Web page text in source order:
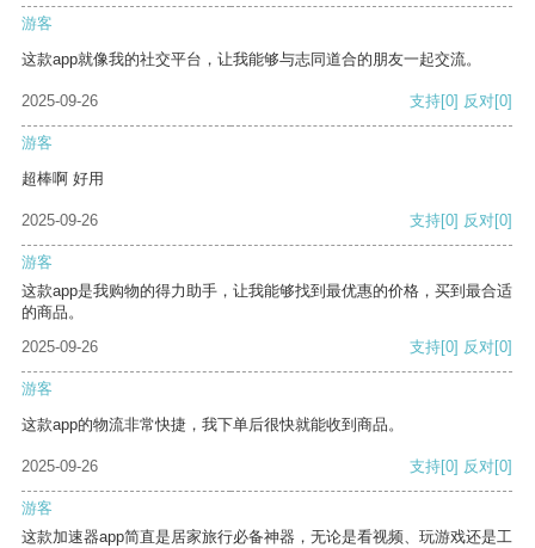
游客
这款app就像我的社交平台，让我能够与志同道合的朋友一起交流。
2025-09-26 支持[0] 反对[0]
游客
超棒啊 好用
2025-09-26 支持[0] 反对[0]
游客
这款app是我购物的得力助手，让我能够找到最优惠的价格，买到最合适
的商品。
2025-09-26
支持[0] 反对[0]
游客
这款app的物流非常快捷，我下单后很快就能收到商品。
2025-09-26 支持[0] 反对[0]
游客
这款加速器app简直是居家旅行必备神器，无论是看视频、玩游戏还是工